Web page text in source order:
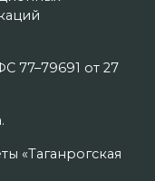
77–79691 от 27
«Таганрогская